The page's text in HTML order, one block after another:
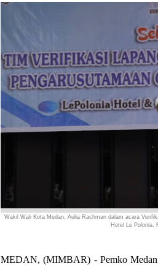
Wakil Wali Kota Medan, Aulia Rachman dalam acara
Hotel Le Polonia,
MEDAN, (MIMBAR) - Pemko Medan